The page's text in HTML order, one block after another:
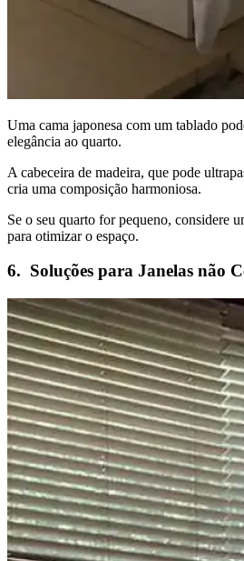
Uma cama japonesa com um tablado
elegância ao quarto.
A cabeceira de madeira, que pode
cria uma composição harmoniosa.
Se o seu quarto for pequeno, considere
para otimizar o espaço.
6. Soluções para Janelas não